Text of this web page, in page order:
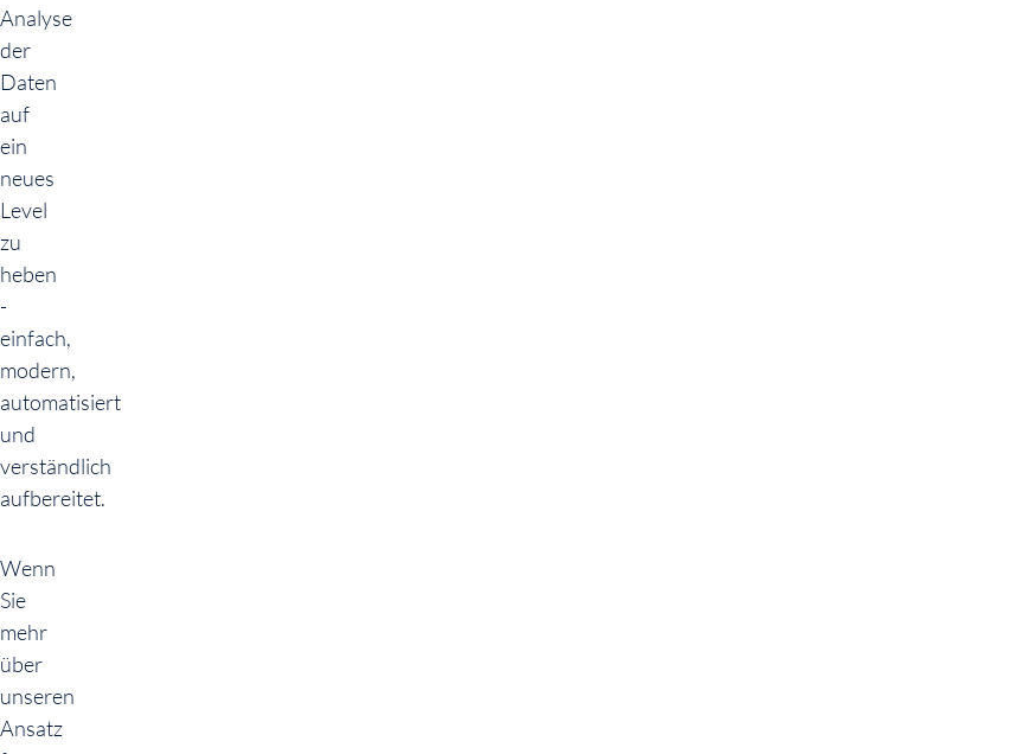
Analyse
der
Daten
auf
ein
neues
Level
zu
heben
-
einfach,
modern,
automatisiert
und
verständlich
aufbereitet.
Wenn
Sie
mehr
über
unseren
Ansatz